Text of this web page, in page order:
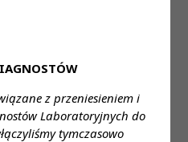
z przeniesieniem i
Laboratoryjnych do
tymczasowo